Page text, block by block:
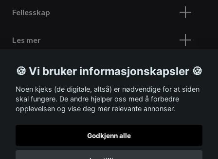
Fellesskap
Les mer
Meld deg på vårt nyhetsbrev
🍪 Vi bruker informasjonskapsler 🍪
Noen kjeks (de digitale, altså) er nødvendige for at siden
skal fungere. De andre hjelper oss med å forbedre
opplevelsen og vise deg mer relevante annonser.
Godkjenn alle